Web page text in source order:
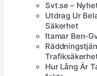
Svt.se –
Utdrag Ur
Säkerhet
Itamar Ben-
Hur Lång Är